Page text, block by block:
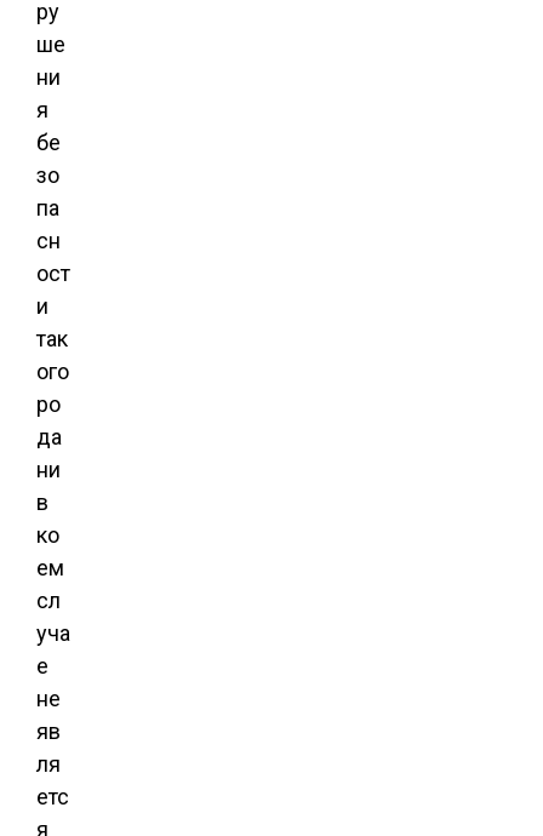
ру
ше
ни
я
бе
зо
па
сн
ост
и
так
ого
ро
да
ни
в
ко
ем
сл
уча
е
не
яв
ля
етс
я